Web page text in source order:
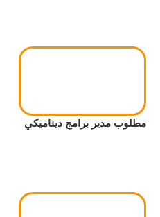
مطلوب مدير برامج ديناميكي